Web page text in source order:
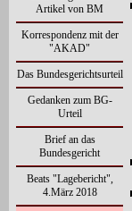
Artikel von BM
Korrespondenz mit der
"AKAD"
Das Bundesgerichtsurteil
Gedanken zum BG-
Urteil
Brief an das
Bundesgericht
Beats "Lagebericht",
4.März 2018